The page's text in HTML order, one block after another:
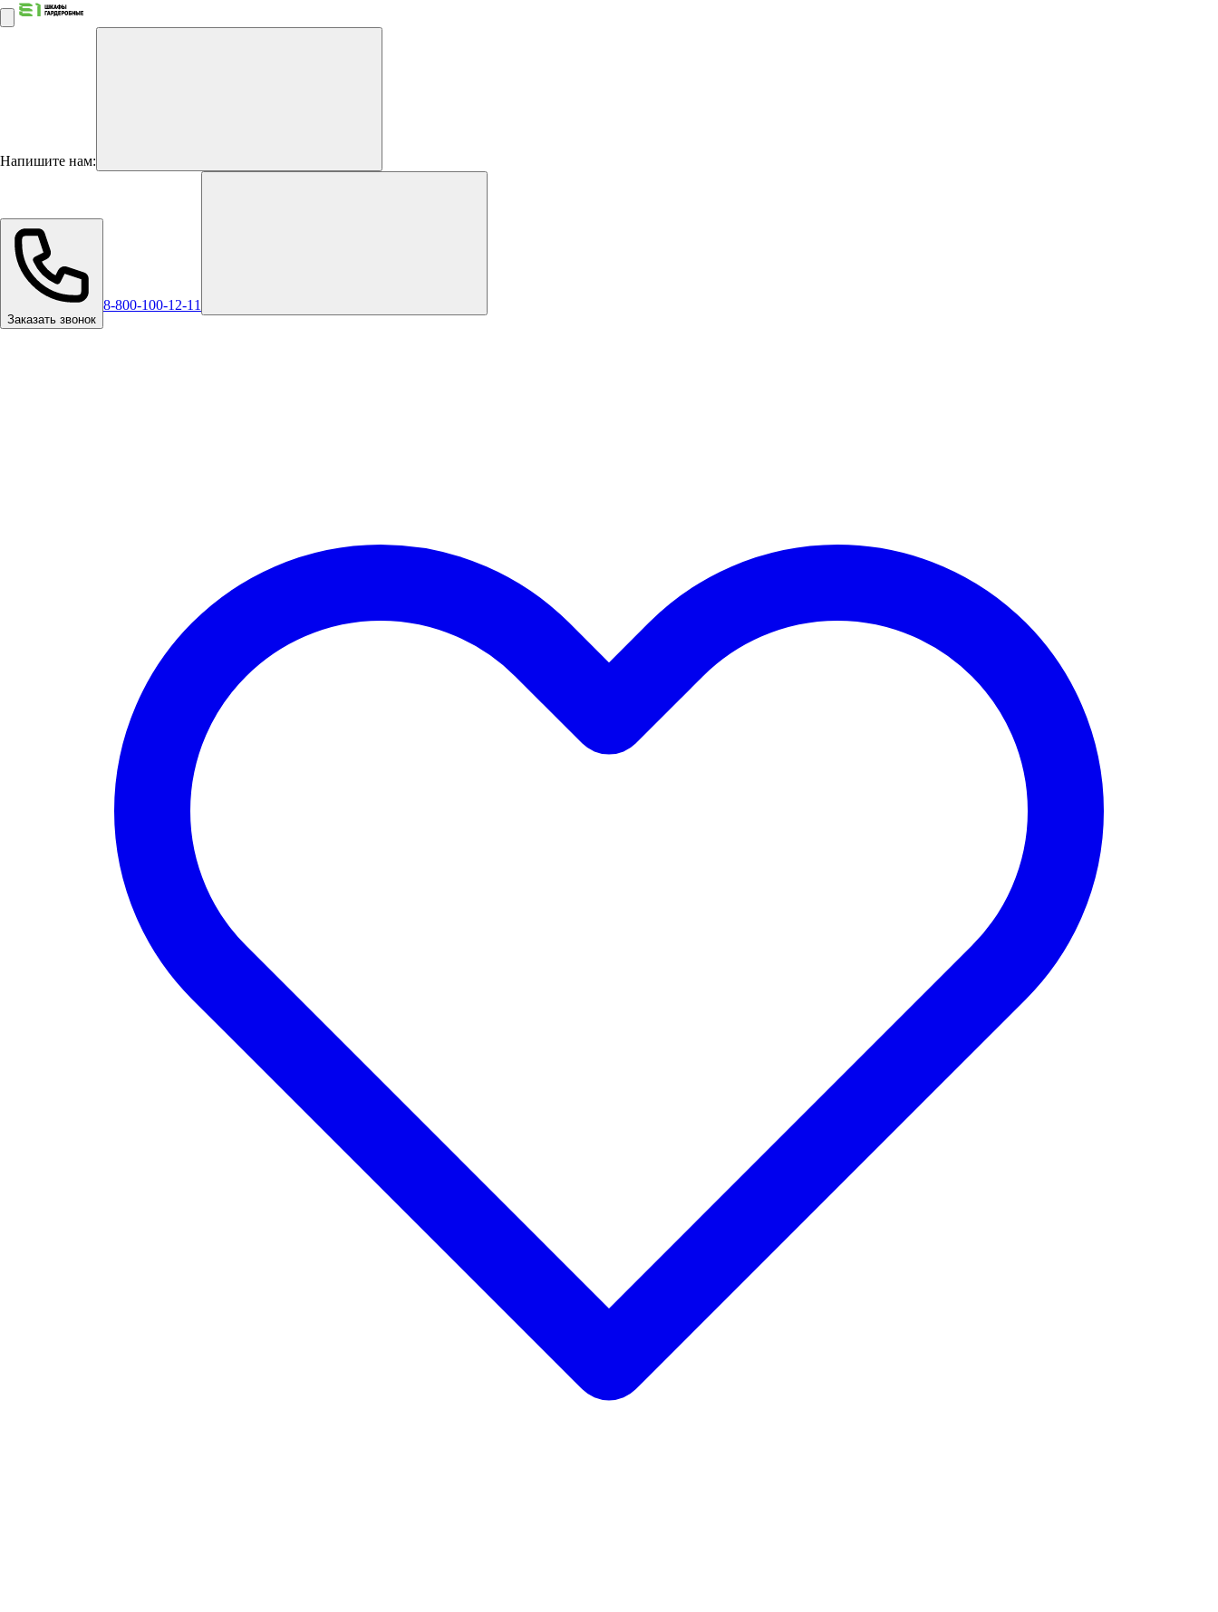
Напишите нам:
Заказать звонок
8-800-100-12-11